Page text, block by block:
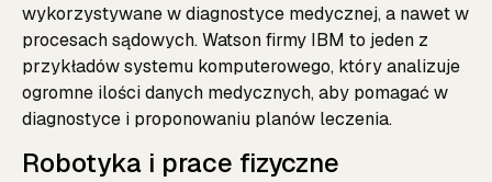
wykorzystywane w diagnostyce medycznej, a nawet w
procesach sądowych. Watson firmy IBM to jeden z
przykładów systemu komputerowego, który analizuje
ogromne ilości danych medycznych, aby pomagać w
diagnostyce i proponowaniu planów leczenia.
Robotyka i prace fizyczne